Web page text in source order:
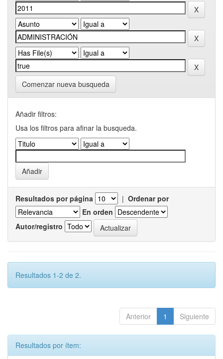
Comenzar nueva busqueda
Añadir filtros:
Usa los filtros para afinar la busqueda.
Resultados por página | Ordenar por
En orden
Autor/registro
Resultados 1-2 de 2.
Anterior 1 Siguiente
Resultados por ítem: